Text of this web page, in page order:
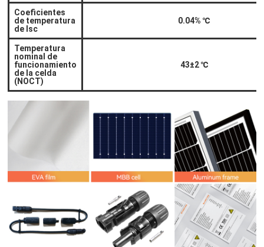
Coeficientes
de temperatura
de Isc
0.04%℃
Temperatura
nominal de
funcionamiento
de la celda
(NOCT)
43±2℃